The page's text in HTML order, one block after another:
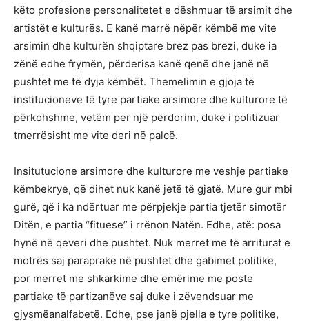
këto profesione personalitetet e dëshmuar të arsimit dhe
artistët e kulturës. E kanë marrë nëpër këmbë me vite
arsimin dhe kulturën shqiptare brez pas brezi, duke ia
zënë edhe frymën, përderisa kanë qenë dhe janë në
pushtet me të dyja këmbët. Themelimin e gjoja të
institucioneve të tyre partiake arsimore dhe kulturore të
përkohshme, vetëm per një përdorim, duke i politizuar
tmerrësisht me vite deri në palcë.
Insitutucione arsimore dhe kulturore me veshje partiake
këmbekrye, që dihet nuk kanë jetë të gjatë. Mure gur mbi
gurë, që i ka ndërtuar me përpjekje partia tjetër simotër
Ditën, e partia “fituese” i rrënon Natën. Edhe, atë: posa
hynë në qeveri dhe pushtet. Nuk merret me të arriturat e
motrës saj paraprake në pushtet dhe gabimet politike,
por merret me shkarkime dhe emërime me poste
partiake të partizanëve saj duke i zëvendsuar me
gjysmëanalfabetë. Edhe, pse janë pjella e tyre politike,